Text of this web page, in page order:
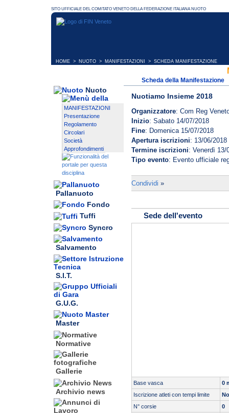
HOME > NUOTO > MANIFESTAZIONI > SCHEDA MANIFESTAZIONE
Nuoto
MANIFESTAZIONI
Presentazione
Regolamento
Circolari
Società
Approfondimenti
Pallanuoto
Fondo
Tuffi
Syncro
Salvamento
S.I.T.
G.U.G.
Master
Normative
Gallerie
Archivio news
Scheda della Manifestazione
Nuotiamo Insieme 2018
Organizzatore: Com Reg
Inizio: Sabato 14/07/2018
Fine: Domenica 15/07/2018
Apertura iscrizioni: 13/06/2018
Termine iscrizioni: Venerdì 13/
Tipo evento: Evento ufficiale
Condividi »
Sede dell'evento
Base vasca
0
Iscrizione atleti con tempi limite
No
N° corsie
0